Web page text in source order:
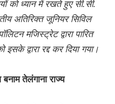
को ध्यान में रखते हुए सी.सी.
अतिरिक्त जूनियर सिविल
मजिस्ट्रेट द्वारा पारित
द्वारा रद्द कर दिया गया।
तेलंगाना राज्य